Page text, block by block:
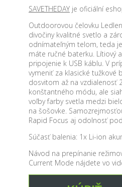
SAVETHEDAY je oficiální
Outdoorovou čelovku
divočiny kvalitné svetlo a
odnímateľným telom, teda
máte ručné baterku. Lítiový
pripojenie k USB káblu. V
vymeniť za klasické tužkové
dosvitom až na vzdialenosť
konštantného módu, ale
voľby farby svetla medzi
na šošovke.
Rapid Focus aj odolnosť
Súčasť balenia: 1x Li-ion
Návod na prepínanie
Current Mode nájdete vo